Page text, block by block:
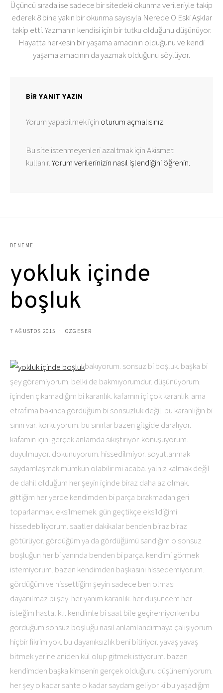
Üçüncü sırada ise sadece bir sitedeki okunma verileriyle takip
ederek 8 bine yakın bir okunma sayısıyla Nerede O Eski Aşklar
takip etti. Yazmanın kendisi için bir tutku olduğunu düşünüyor.
Hayatta herkesin bir yaşama amacının olduğunu ve kendi
yaşama amacının da yazmak olduğunu söylüyor.
BIR YANIT YAZIN
Yorum yapabilmek için oturum açmalısınız.
Bu site istenmeyenleri azaltmak için Akismet
kullanır.Yorum verilerinizin nasıl işlendiğini öğrenin.
DENEME
yokluk içinde
boşluk
7 AĞUSTOS 2015 OZGESER
bakıyorum. sonsuz bi boşluk. başka bi
şey göremiyorum. belki de bakmıyorumdur. düşünüyorum.
içinden çıkamadığım bi karanlık. kafamın içi çok karanlık. ama
etrafıma bakınca gördüğüm bi sonsuzluk değil. bu karanlığın bi
sınırı var. korkuyorum. bu sınırlar bazen gitgide daralıyor.
kafamın içini gerçek anlamda sıkıştırıyor. konuşuyorum.
duyulmuyor. dokunuyorum. hissedilmiyor. soyutlanmak
saydamlaşmak mümkün olabilir mi acaba. yalnız kalmak değil
de dahil olduğum her şeyin içinde biraz daha az olmak.
gittiğim her yerde kendimden bi parça bırakmadan geri
toparlanmak. eksilmemek. gün geçtikçe eksildiğimi
hissedebiliyorum. saatler dakikalar benden biraz biraz
götürüyor. gördüğüm ya da gördüğümü sandığım o sonsuz
boşluğun her bi yanında benden bi parça. kendimi görmek
istemiyorum. bazen kendimden başkasını hissedemiyorum.
gördüğüm ve hissettiğim şeyin sadece ben olması
dayanılmaz bi şey. her yanım karanlık. her düşüncem her
isteğim hastalıklı. kendimle bi saat bile geçiremiyorken bu
gördüğüm sonsuz boşluğu nasıl anlamlandırmaya çalışıyorum
hiçbir fikrim yok. bu dayanıksızlık beni bitiriyor. yavaş yavaş
bitmek yerine aniden kül olup gitmek istiyorum. bazen
kendimden başka kimsenin gerçek olduğunu düşünemiyorum.
her şey o kadar sahte o kadar saydam geliyor ki bu yaşadığım